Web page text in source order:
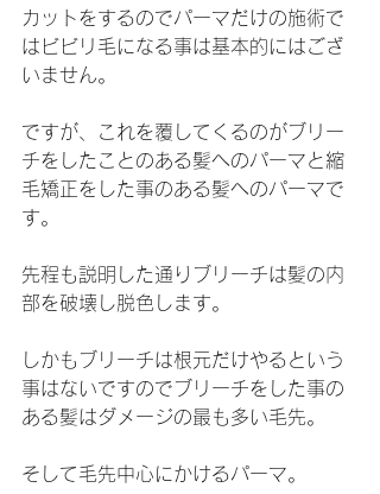
カットをするのでパーマだけの施術で
はビビリ毛になる事は基本的にはござ
いません。
ですが、これを覆してくるのがブリー
チをしたことのある髪へのパーマと縮
毛矯正をした事のある髪へのパーマで
す。
先程も説明した通りブリーチは髪の内
部を破壊し脱色します。
しかもブリーチは根元だけやるという
事はないですのでブリーチをした事の
ある髪はダメージの最も多い毛先。
そして毛先中心にかけるパーマ。